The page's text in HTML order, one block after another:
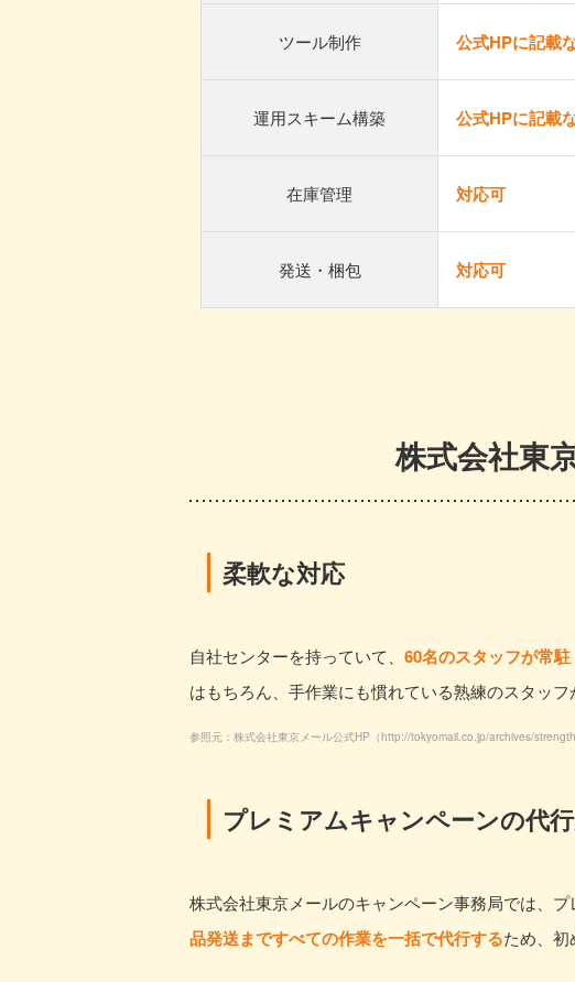
ツール制作 公式HPに記載
運用スキーム構築 公式HPに記載
在庫管理 対応可
発送・梱包 対応可
株式会社東
柔軟な対応
自社センターを持っていて、 60名のスタッフが常駐
はもちろん、手作業にも慣れている熟練のスタッフ
参照元：株式会社東京メール公式HP（http://tokyomail.co.jp/archives/
プレミアムキャンペーンの代
株式会社東京メールのキャンペーン事務局では、
品発送まですべての作業を一括で代行するため、初